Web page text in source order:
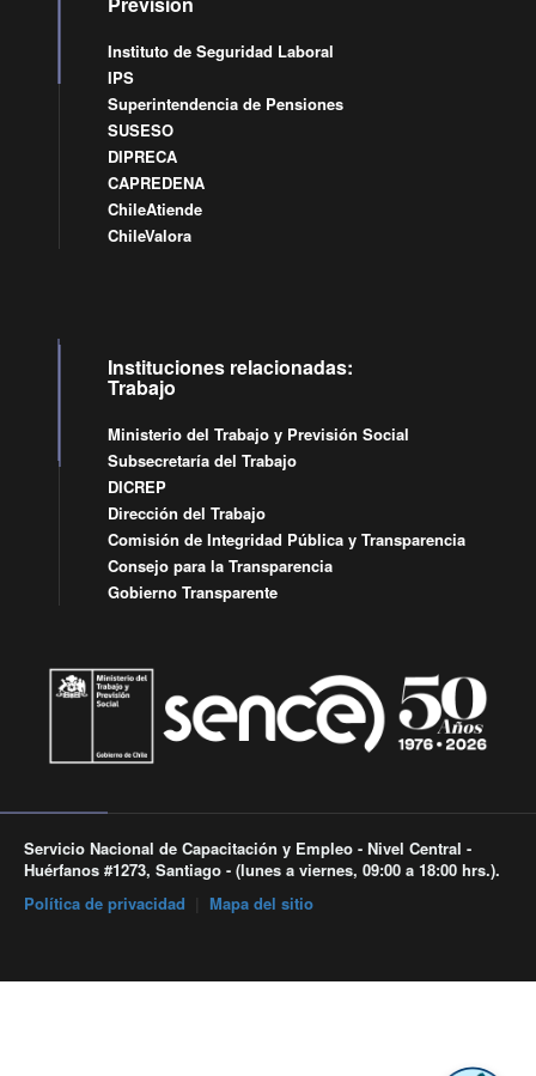
Instituto de Seguridad Laboral
IPS
Superintendencia de Pensiones
SUSESO
DIPRECA
CAPREDENA
ChileAtiende
ChileValora
Instituciones relacionadas:
Trabajo
Ministerio del Trabajo y Previsión Social
Subsecretaría del Trabajo
DICREP
Dirección del Trabajo
Comisión de Integridad Pública y Transparencia
Consejo para la Transparencia
Gobierno Transparente
Servicio Nacional de Capacitación y Empleo - Nivel Central -
Huérfanos #1273, Santiago - (lunes a viernes, 09:00 a 18:00 hrs.).
Política de privacidad
Mapa del sitio